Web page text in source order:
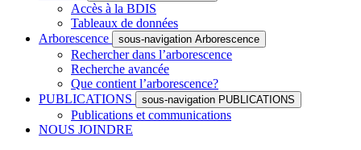
Accès à la BDIS
Tableaux de données
Arborescence
sous-navigation Arborescence
Rechercher dans l’arborescence
Recherche avancée
Que contient l’arborescence?
PUBLICATIONS
sous-navigation PUBLICATIONS
Publications et communications
NOUS JOINDRE